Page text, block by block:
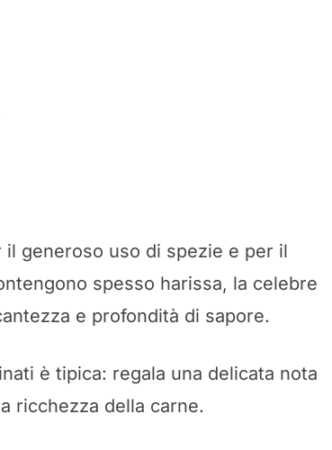
generoso uso di spezie e per il
spesso harissa, la celebre
e profondità di sapore.
è tipica: regala una delicata nota
ricchezza della carne.